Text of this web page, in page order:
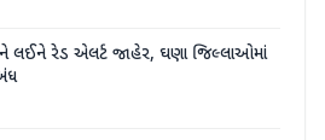
લઈને રેડ એલર્ટ જાહેર, ઘણા જિલ્લાઓમાં